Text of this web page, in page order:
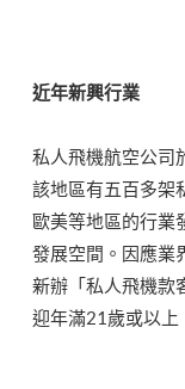
近年新興行業
私人飛機航空公司
該地區有五百多架
歐美等地區的行業
發展空間。因應業
新辦「私人飛機款
迎年滿21歲或以上